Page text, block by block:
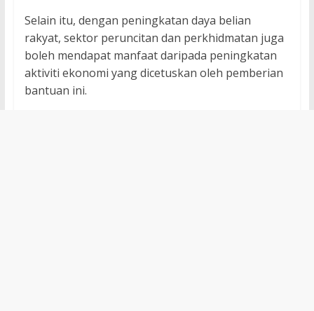
Selain itu, dengan peningkatan daya belian
rakyat, sektor peruncitan dan perkhidmatan juga
boleh mendapat manfaat daripada peningkatan
aktiviti ekonomi yang dicetuskan oleh pemberian
bantuan ini.